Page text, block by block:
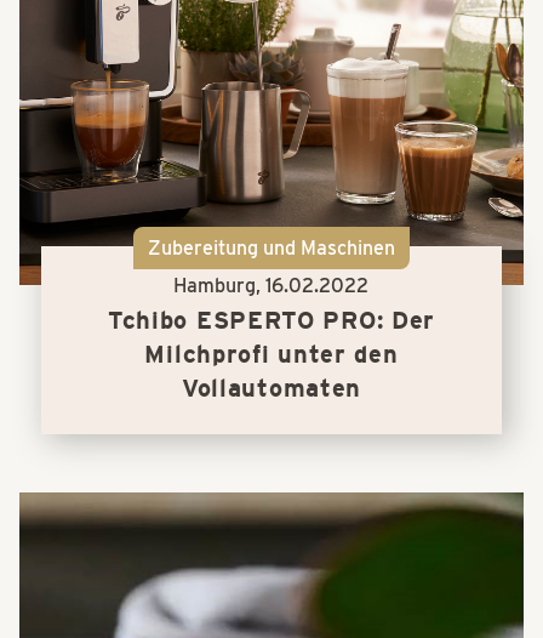
Zubereitung und Maschinen
Hamburg,16.02.2022
Tchibo ESPERTO PRO: Der
Milchprofi unter den
Vollautomaten